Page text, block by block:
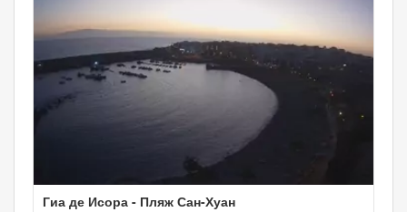
Гиа де Исора - Пляж Сан-Хуан